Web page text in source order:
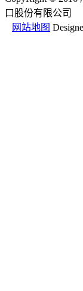
口股份有限公司
网站地图